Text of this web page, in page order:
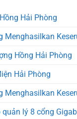
Hải Phòng
Menghasilkan
Hồng Hải Phòng
Hải Phòng
Menghasilkan
lý 8 cổng